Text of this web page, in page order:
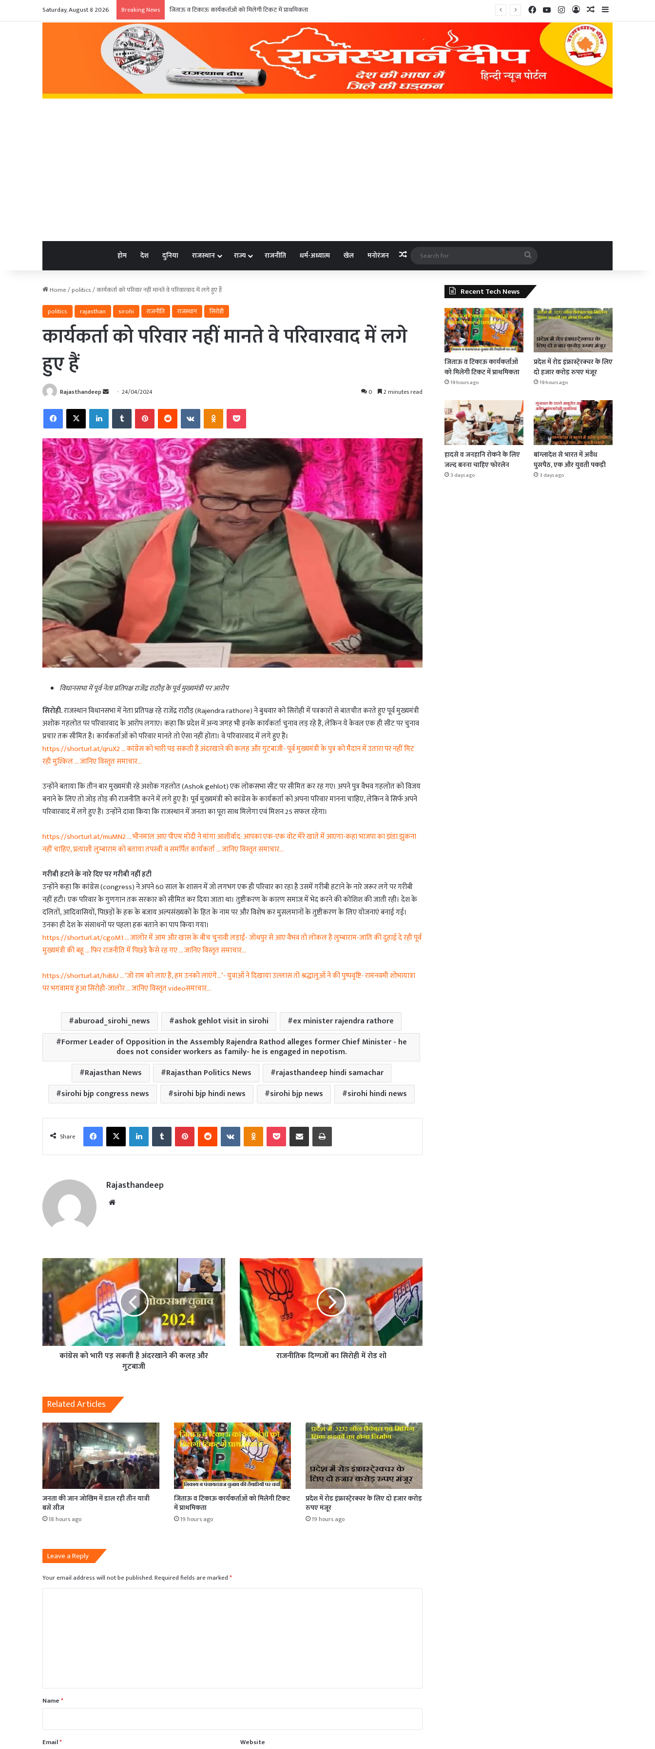
Saturday, August 8 2026 Breaking News जिताऊ व टिकाऊ कार्यकर्ताओं को मिलेगी टिकट में प्राथमिकता FacebookYouTubeInstagram
Log InRandom Article
Sidebar
होम देश दुनिया राजस्थान राज्य राजनीति धर्म-अध्यात्म खेल मनोरंजन Random Article
Search
for
Home/politics/कार्यकर्ता को परिवार नहीं मानते वे परिवारवाद में लगे हुए हैं
politics
rajasthan sirohi राजनीति राजस्थान सिरोही
कार्यकर्ता को परिवार नहीं मानते वे परिवारवाद में लगे
हुए हैं
Rajasthandeep
Send
email
24/04/2024 0 2 minutes read
FacebookX LinkedInTumblr PinterestReddit VKontakteOdnoklassniki
Pocket
विधानसभा में पूर्व नेता प्रतिपक्ष राजेंद्र राठौड़ के पूर्व मुख्यमंत्री पर आरोप
सिरोही.राजस्थान विधानसभा में नेता प्रतिपक्ष रहे राजेंद्र राठौड़ (Rajendra rathore) ने बुधवार को सिरोही में पत्रकारों से बातचीत करते हुए पूर्व मुख्यमंत्री
अशोक गहलोत पर परिवारवाद के आरोप लगाए। कहा कि प्रदेश में अन्य जगह भी इनके कार्यकर्ता चुनाव लड़ रहे हैं, लेकिन ये केवल एक ही सीट पर चुनाव
प्रचार तक सीमित है। कार्यकर्ताओं को परिवार मानते तो ऐसा नहीं होता। वे परिवारवाद में लगे हुए हैं।
https://shorturl.at/qruX2 … कांग्रेस को भारी पड़ सकती है अंदरखाने की कलह और गुटबाजी- पूर्व मुख्यमंत्री के पुत्र को मैदान में उतारा पर नहीं मिट
रही मुश्किल … जानिए विस्तृत समाचार…
उन्होंने बताया कि तीन बार मुख्यमंत्री रहे अशोक गहलोत (Ashok gehlot) एक लोकसभा सीट पर सीमित कर रह गए। अपने पुत्र वैभव गहलोत को विजय
बनाने के लिए तो जोड़ तोड़ की राजनीति करने में लगे हुए हैं। पूर्व मुख्यमंत्री को कांग्रेस के कार्यकर्ता को अपना परिवार मानना चाहिए, लेकिन वे सिर्फ अपने
परिवारवाद में लगे हुए हैं। उन्होंने दावा किया कि राजस्थान में जनता का पूरा साथ मिलेगा एवं मिशन 25 सफल रहेगा।
https://shorturl.at/muMN2 … भीनमाल आए पीएम मोदी ने मांगा आशीर्वाद: आपका एक-एक वोट मेरे खाते में आएगा-कहा भाजपा का झंडा झुकना
नहीं चाहिए, प्रत्याशी लुम्बाराम को बताया तपस्वी व समर्पित कार्यकर्ता … जानिए विस्तृत समाचार…
गरीबी हटाने के नारे दिए पर गरीबी नहीं हटी
उन्होंने कहा कि कांग्रेस (congress) ने अपने 60 साल के शासन में जो लगभग एक ही परिवार का रहा है उसमें गरीबी हटाने के नारे जरूर लगे पर गरीबी
नहीं हटी। एक परिवार के गुणगान तक सरकार को सीमित कर दिया जाता था। तुष्टीकरण के कारण समाज में भेद करने की कोशिश की जाती रही। देश के
दलितों, आदिवासियों, पिछड़ों के हक के बजाय अल्पसंख्यकों के हित के नाम पर और विशेष कर मुसलमानों के तुष्टीकरण के लिए योजनाएं बनाई गई।
उनका ही देश के संसाधनों पर पहला हक बताने का पाप किया गया।
https://shorturl.at/cgoM1 … जालोर में आम और खास के बीच चुनावी लड़ाई- जोधपुर से आए वैभव तो लोकल है लुम्बाराम-जाति की दुहाई दे रही पूर्व
मुख्यमंत्री की बहू … फिर राजनीति में पिछड़े कैसे रह गए … जानिए विस्तृत समाचार…
https://shorturl.at/hiBIU … ‘जो राम को लाए हैं, हम उनको लाएंगे…’- युवाओं ने दिखाया उल्लास तो श्रद्धालुओं ने की पुष्पवृष्टि- रामनवमी शोभायात्रा
पर भगवामय हुआ सिरोही-जालोर … जानिए विस्तृत videoसमाचार…
aburoad_sirohi_news ashok gehlot visit in sirohi
ex minister rajendra rathore
Former Leader of Opposition in the Assembly Rajendra Rathod alleges former Chief Minister - he
does not consider workers as family- he is engaged in nepotism.
Rajasthan News
Rajasthan Politics News
rajasthandeep hindi samachar
sirohi bjp congress news
sirohi bjp hindi news sirohi bjp news sirohi hindi news
Share
FacebookX LinkedInTumblr PinterestReddit VKontakteOdnoklassniki
Pocket Share via Email Print
Rajasthandeep
कांग्रेस को भारी पड़ सकती है अंदरखाने की कलह और
गुटबाजी
राजनीतिक दिग्गजों का सिरोही में रोड शो
Related Articles
जनता की जान जोखिम में डाल रही तीन यात्री
बसें सीज
18 hours ago
जिताऊ व टिकाऊ कार्यकर्ताओं को मिलेगी टिकट
में प्राथमिकता
19 hours ago
प्रदेश में रोड इंफ्रास्टे्रक्चर के लिए दो हजार करोड़
रुपए मंजूर
19 hours ago
Leave a Reply
Your email address will not be published.Required fields are marked*
*Name*
Email* Website
Recent Tech News
जिताऊ व टिकाऊ कार्यकर्ताओं
को मिलेगी टिकट में प्राथमिकता
19 hours ago
प्रदेश में रोड इंफ्रास्टे्रक्चर के लिए
दो हजार करोड़ रुपए मंजूर
19 hours ago
हादसे व जनहानि रोकने के लिए
जल्द बनना चाहिए फोरलेन
3 days ago
बांग्लादेश से भारत में अवैध
घुसपैठ, एक और युवती पकड़ी
3 days ago